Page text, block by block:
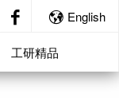
English
工研精品